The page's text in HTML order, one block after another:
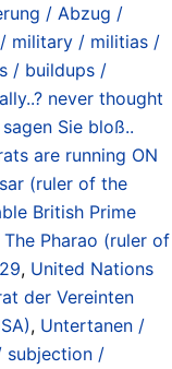
/ Abzug /
military / militias /
/ buildups /
never thought
Sie bloß..
are running ON
(ruler of the
British Prime
The Pharao (ruler of
, United Nations
der Vereinten
, Untertanen /
subjection /